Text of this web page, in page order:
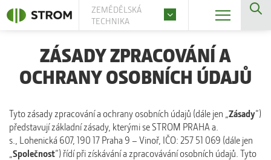
ZEMĚDĚLSKÁ
TECHNIKA
ZÁSADY ZPRACOVÁNÍ A
OCHRANY OSOBNÍCH ÚDAJŮ
Tyto zásady zpracování a ochrany osobních údajů (dále jen „Zásady“)
představují základní zásady, kterými se STROM PRAHA a.
s., Lohenická 607, 190 17 Praha 9 – Vinoř, IČO: 257 51 069 (dále jen
„Společnost“) řídí při získávání a zpracovávání osobních údajů. Tyto